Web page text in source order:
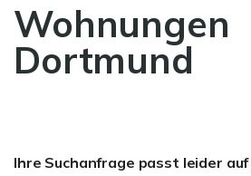
Wohnungen
Dortmund
Ihre Suchanfrage passt leider